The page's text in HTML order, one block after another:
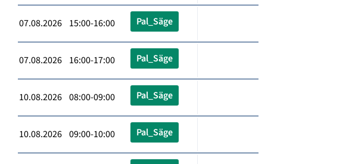
07.08.2026 15:00-16:00 Pal_Säge
07.08.2026 16:00-17:00 Pal_Säge
10.08.2026 08:00-09:00 Pal_Säge
10.08.2026 09:00-10:00 Pal_Säge